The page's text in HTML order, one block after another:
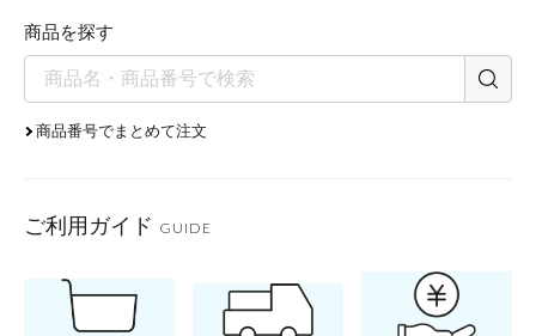
商品を探す
商品番号でまとめて注文
ご利用ガイド GUIDE